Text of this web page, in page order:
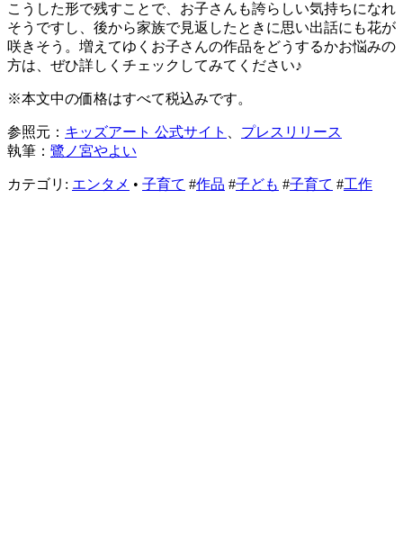
こうした形で残すことで、お子さんも誇らしい気持ちになれ
そうですし、後から家族で見返したときに思い出話にも花が
咲きそう。増えてゆくお子さんの作品をどうするかお悩みの
方は、ぜひ詳しくチェックしてみてください♪
※本文中の価格はすべて税込みです。
参照元： キッズアート 公式サイト
プレスリリース
執筆： 鷺ノ宮やよい
カテゴリ: エンタメ • 子育て #作品 #子ども #子育て #工作